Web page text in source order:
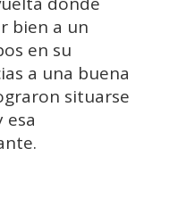
bien a un
en su
a una buena
situarse
esa